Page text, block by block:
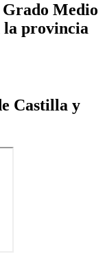
Grado Medio
la provincia
Castilla y